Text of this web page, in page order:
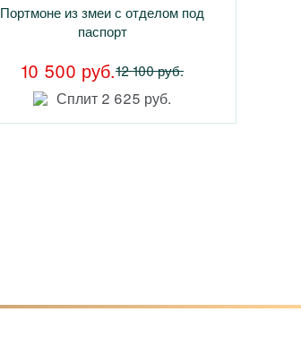
Портмоне из змеи с отделом под
паспорт
10 500 руб.12 100 руб.
Сплит 2 625 руб.